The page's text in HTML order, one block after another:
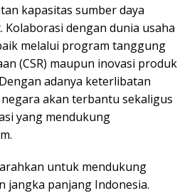
kapasitas sumber daya
Kolaborasi dengan dunia usaha
melalui program tanggung
(CSR) maupun inovasi produk
adanya keterlibatan
akan terbantu sekaligus
yang mendukung
untuk mendukung
jangka panjang Indonesia.